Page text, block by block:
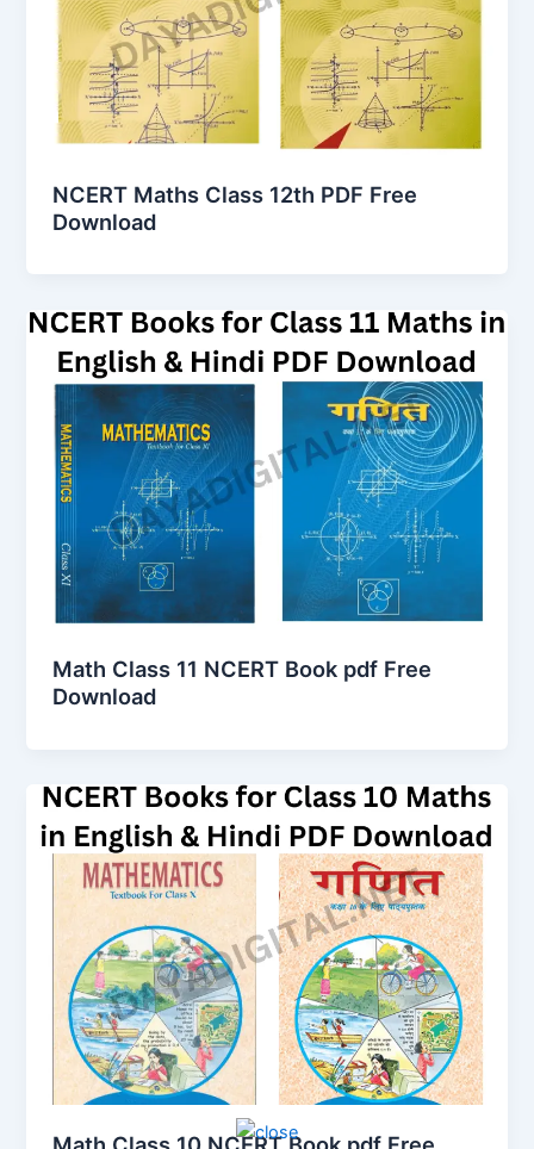
NCERT Maths Class 12th PDF Free
Download
Math Class 11 NCERT Book pdf Free
Download